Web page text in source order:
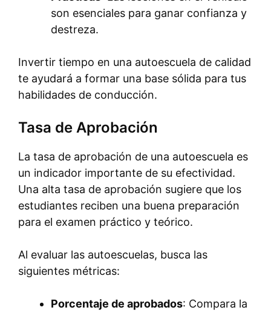
son esenciales para ganar confianza y
destreza.
Invertir tiempo en una autoescuela de calidad
te ayudará a formar una base sólida para tus
habilidades de conducción.
Tasa de Aprobación
La tasa de aprobación de una autoescuela es
un indicador importante de su efectividad.
Una alta tasa de aprobación sugiere que los
estudiantes reciben una buena preparación
para el examen práctico y teórico.
Al evaluar las autoescuelas, busca las
siguientes métricas:
Porcentaje de aprobados: Compara la